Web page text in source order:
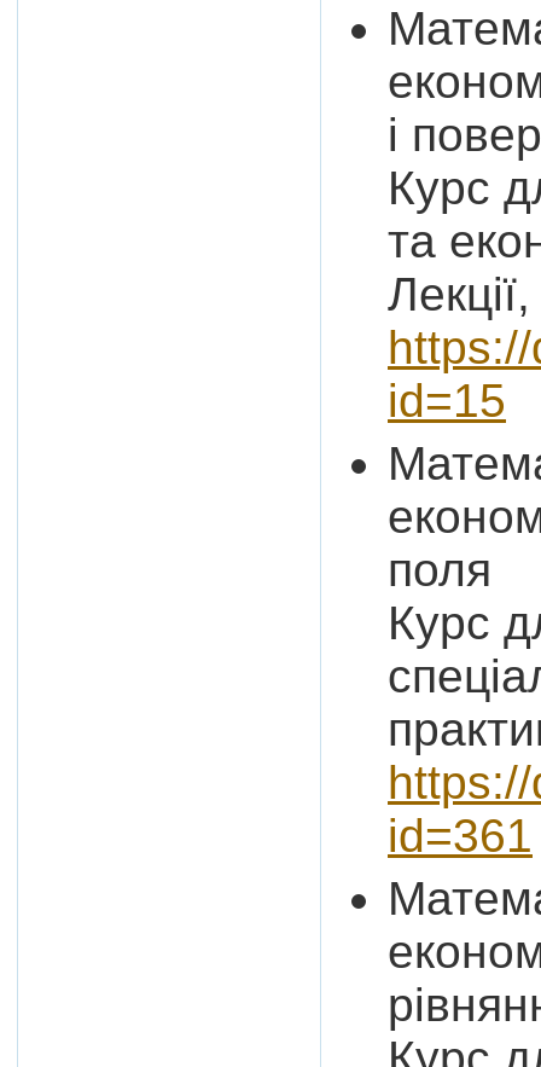
і
Курс
та
id=15
поля
Курс
id=361